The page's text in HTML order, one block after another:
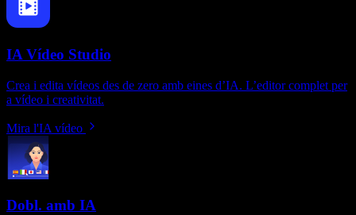
IA Vídeo Studio
Crea i edita vídeos des de zero amb eines d’IA. L’editor complet per
a vídeo i creativitat.
Mira l'IA vídeo
Dobl. amb IA